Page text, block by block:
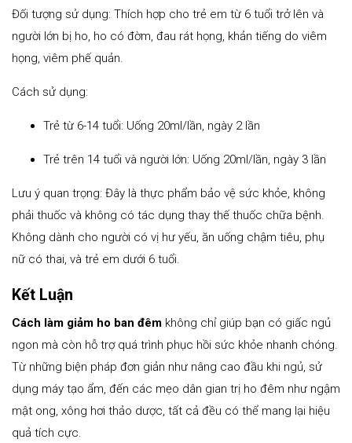
Đối tượng sử dụng: Thích hợp cho trẻ em từ 6 tuổi trở lên và
người lớn bị ho, ho có đờm, đau rát họng, khản tiếng do viêm
họng, viêm phế quản.
Cách sử dụng:
Trẻ từ 6-14 tuổi: Uống 20ml/lần, ngày 2 lần
Trẻ trên 14 tuổi và người lớn: Uống 20ml/lần, ngày 3 lần
Lưu ý quan trọng: Đây là thực phẩm bảo vệ sức khỏe, không
phải thuốc và không có tác dụng thay thế thuốc chữa bệnh.
Không dành cho người có vị hư yếu, ăn uống chậm tiêu, phụ
nữ có thai, và trẻ em dưới 6 tuổi.
Kết Luận
Cách làm giảm ho ban đêm không chỉ giúp bạn có giấc ngủ
ngon mà còn hỗ trợ quá trình phục hồi sức khỏe nhanh chóng.
Từ những biện pháp đơn giản như nâng cao đầu khi ngủ, sử
dụng máy tạo ẩm, đến các mẹo dân gian trị ho đêm như ngậm
mật ong, xông hơi thảo dược, tất cả đều có thể mang lại hiệu
quả tích cực.